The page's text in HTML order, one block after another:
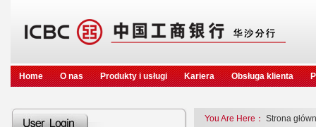
Home O nas Produkty i usługi Kariera Obsługa klienta
You Are Here： Strona